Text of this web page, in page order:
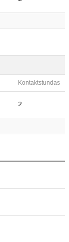
Kontaktstundas
2